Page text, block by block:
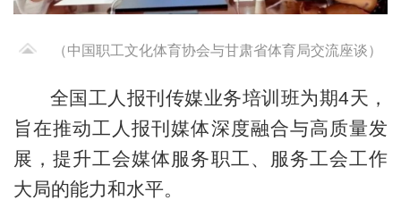
（中国职工文化体育协会与甘肃省体育局交流座谈）
全国工人报刊传媒业务培训班为期4天，
旨在推动工人报刊媒体深度融合与高质量发
展，提升工会媒体服务职工、服务工会工作
大局的能力和水平。